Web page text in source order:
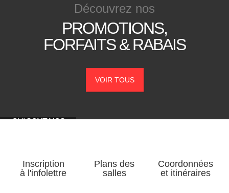
Découvrez nos
PROMOTIONS,
FORFAITS &RABAIS
VOIR TOUS
QUI SONT NOS
Inscription
à l'infolettre
Plans des
salles
Coordonnées
et itinéraires